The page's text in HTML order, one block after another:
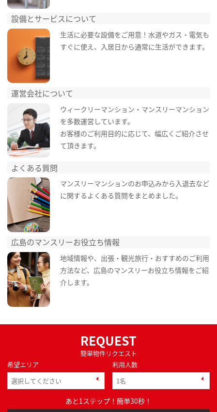
設備とサービスについて
生活に必要な設備をご用意！水道やガス・電気も
すぐに使え、入居日から通常に生活ができます。
運営会社について
ウィークリーマンション・マンスリーマンション
を多数運営しています。
お客様のご利用目的に応じて、幅広くご紹介させ
て頂きます。
よくある質問
マンスリーマンションのお申込みから入退去など
に関するよくある質問をまとめました。
広島のマンスリーお役立ち情報
地域情報や、出張・観光旅行・おすすめのご利用
方法など、広島のマンスリーお役立ち情報をご紹
介します。
REQUEST
簡単物件リクエスト
希望エリア
利用人数
あと1ステップ！簡単30秒！